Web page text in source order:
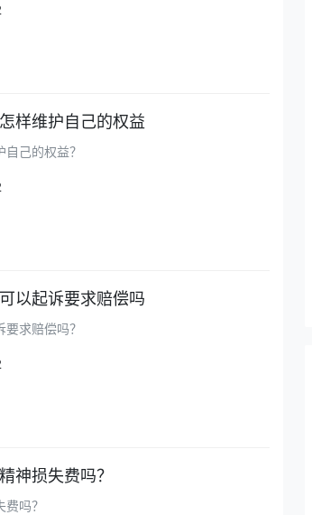
样维护自己的权益
己的权益？
以起诉要求赔偿吗
求赔偿吗？
神损失费吗？
吗？